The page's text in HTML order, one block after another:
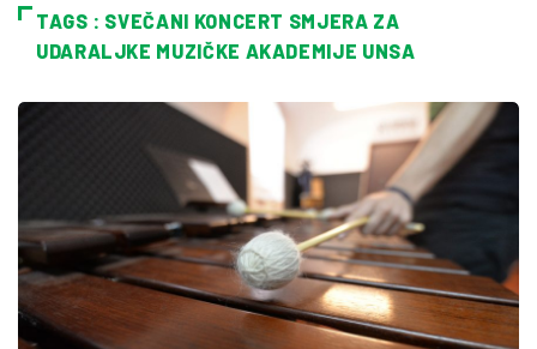
TAGS : SVEČANI KONCERT SMJERA ZA
UDARALJKE MUZIČKE AKADEMIJE UNSA